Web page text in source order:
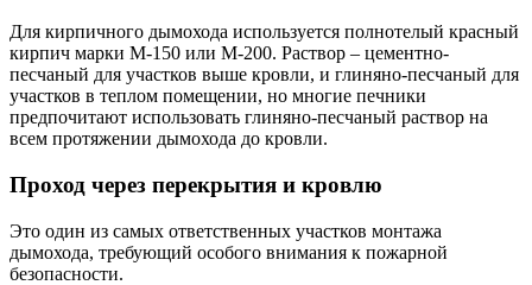
Для кирпичного дымохода используется полнотелый красный
кирпич марки М-150 или М-200. Раствор – цементно-
песчаный для участков выше кровли, и глиняно-песчаный для
участков в теплом помещении, но многие печники
предпочитают использовать глиняно-песчаный раствор на
всем протяжении дымохода до кровли.
Проход через перекрытия и кровлю
Это один из самых ответственных участков монтажа
дымохода, требующий особого внимания к пожарной
безопасности.